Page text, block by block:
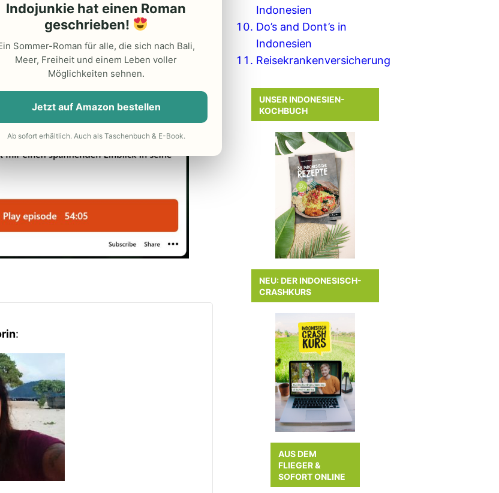
,Apple Podcast,Amazon Music, Deezer
!
:
Indonesien
Do’s and Dont’s in
Indonesien
Reisekrankenversicherung
UNSER INDONESIEN-
KOCHBUCH
NEU: DER INDONESISCH-
CRASHKURS
AUS DEM
FLIEGER &
SOFORT ONLINE
Indojunkie hat einen Roman
geschrieben!
Sommer-Roman für alle, die sich nach Bali,
Meer, Freiheit und einem Leben voller
Möglichkeiten sehnen.
Jetzt auf Amazon bestellen
Ab sofort erhältlich. Auch als Taschenbuch & E-Book.